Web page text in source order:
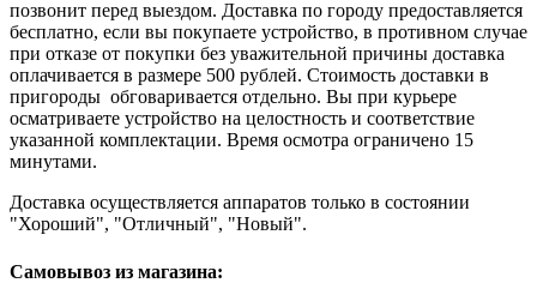
позвонит перед выездом. Доставка по городу предоставляется
бесплатно, если вы покупаете устройство, в противном случае
при отказе от покупки без уважительной причины доставка
оплачивается в размере 500 рублей. Стоимость доставки в
пригороды обговаривается отдельно. Вы при курьере
осматриваете устройство на целостность и соответствие
указанной комплектации. Время осмотра ограничено 15
минутами.
Доставка осуществляется аппаратов только в состоянии
"Хороший", "Отличный", "Новый".
Самовывоз из магазина: